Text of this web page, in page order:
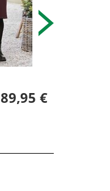
89,95 €